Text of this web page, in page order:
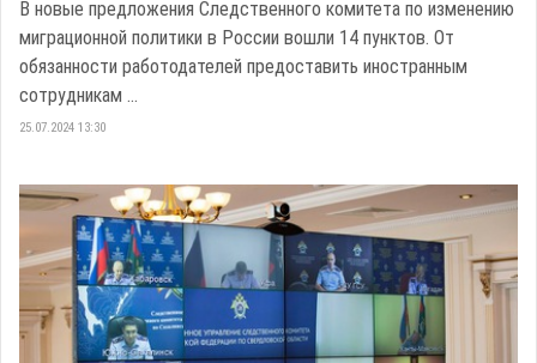
В новые предложения Следственного комитета по изменению
миграционной политики в России вошли 14 пунктов. От
обязанности работодателей предоставить иностранным
сотрудникам ...
25.07.2024 13:30